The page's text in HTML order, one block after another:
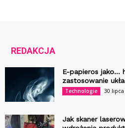
REDAKCJA
E-papieros jako…
zastosowanie
Technologie 30 lipca
Jak skaner